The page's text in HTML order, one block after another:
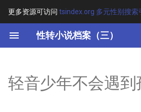
更多资源可访问 tsindex.org 多元性别搜索
性转小说档案（三）
键
开
其他信息
轻音少年不会遇到